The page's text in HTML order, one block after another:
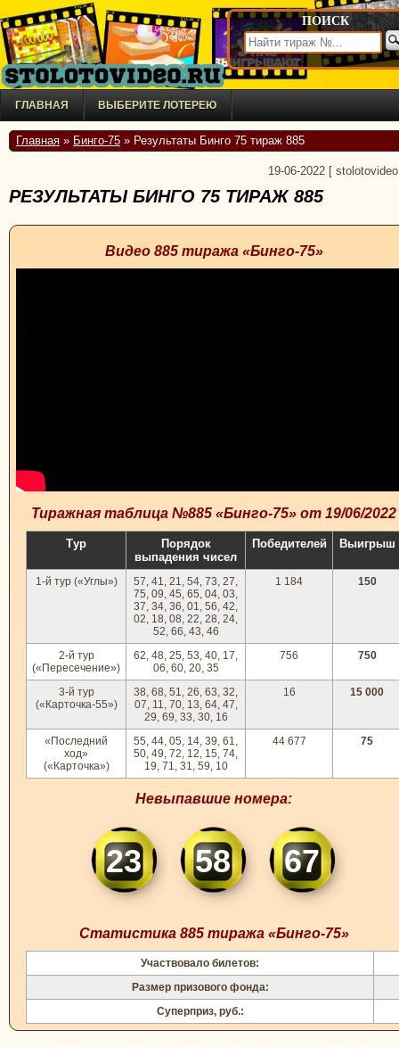
ПОИСК
ГЛАВНАЯ ВЫБЕРИТЕ ЛОТЕРЕЮ
Главная » Бинго-75 » Результаты Бинго 75 тираж 885
19-06-2022
РЕЗУЛЬТАТЫ БИНГО 75 ТИРАЖ 885
Видео 885 тиража «Бинго-75»
Тиражная таблица №885 «Бинго-75» от 19/06/2022
Тур
Порядок
выпадения чисел
Победителей Выигрыш
1-й тур («Углы»)
57, 41, 21, 54, 73, 27,
75, 09, 45, 65, 04, 03,
37, 34, 36, 01, 56, 42,
02, 18, 08, 22, 28, 24,
52, 66, 43, 46
1 184 150
2-й тур
(«Пересечение»)
62, 48, 25, 53, 40, 17,
06, 60, 20, 35
756 750
3-й тур
(«Карточка-55»)
38, 68, 51, 26, 63, 32,
07, 11, 70, 13, 64, 47,
29, 69, 33, 30, 16
16 15 000
«Последний
ход»
(«Карточка»)
55, 44, 05, 14, 39, 61,
50, 49, 72, 12, 15, 74,
19, 71, 31, 59, 10
44 677 75
Невыпавшие номера:
23 58 67
Статистика 885 тиража «Бинго-75»
Участвовало билетов:
Размер призового фонда:
Суперприз, руб.: